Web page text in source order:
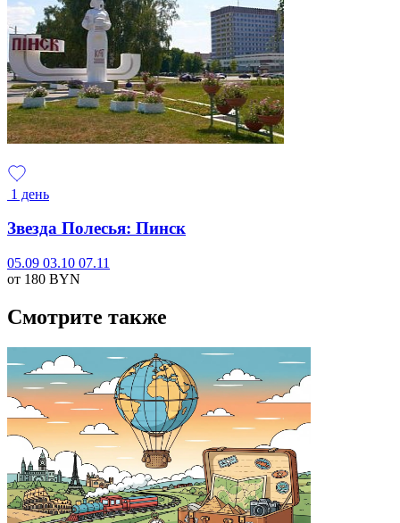
1 день
Звезда Полесья: Пинск
05.09 03.10 07.11
от 180 BYN
Смотрите также